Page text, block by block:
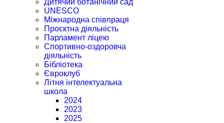
Дитячий ботанічний сад
UNESCO
Міжнародна співпраця
Проєктна діяльність
Парламент ліцею
Спортивно-оздоровча
діяльність
Бібліотека
Євроклуб
Літня інтелектуальна
школа
2024
2023
2025